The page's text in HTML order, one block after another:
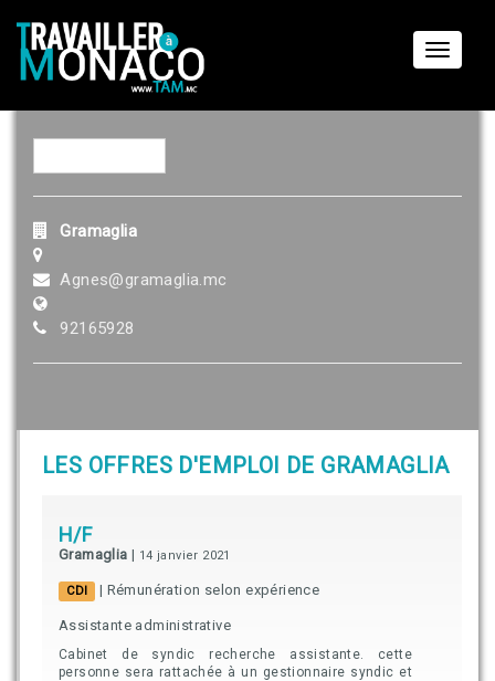
Toggle
Gramaglia
Agnes@gramaglia.mc
92165928
LES OFFRES D'EMPLOI DE GRAMAGLIA
H/F
Gramaglia | 14 janvier 2021
CDI | Rémunération selon expérience
Assistante administrative
Cabinet de syndic recherche assistante. cette
personne sera rattachée à un gestionnaire syndic et